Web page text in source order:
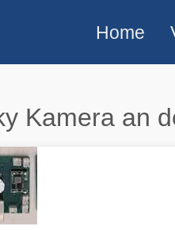
Home
Kamera an